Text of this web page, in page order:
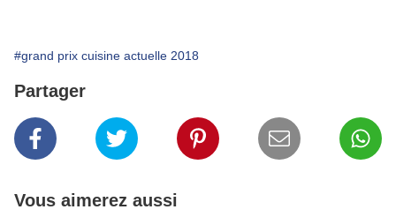
#grand prix cuisine actuelle 2018
Partager
Vous aimerez aussi